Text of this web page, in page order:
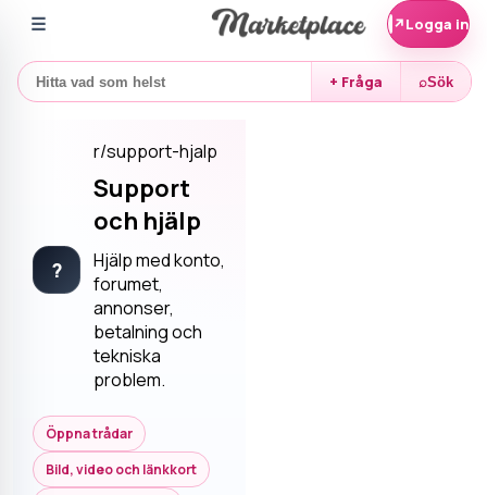
☰
+ Fråga ⌕Sök
↗Logga in
?
r/support-hjalp
Support
och hjälp
Hjälp med konto,
forumet,
annonser,
betalning och
tekniska
problem.
Öppna trådar
Bild, video och länkkort